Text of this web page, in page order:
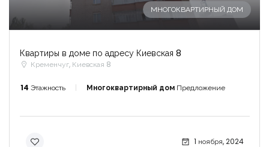
МНОГОКВАРТИРНЫЙ ДОМ
Квартиры в доме по адресу Киевская 8
Кременчуг, Киевская 8
14 Этажность Многоквартирный дом Предложение
1 ноября, 2024